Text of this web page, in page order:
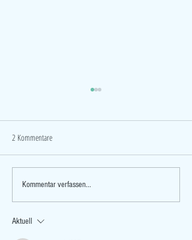
5 jähriges Jubiläum! Wir
Fusionieren! Wir ziehen um! Neue
2 Kommentare
Kommentar verfassen...
Aktuell